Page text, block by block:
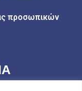
προσωπικών